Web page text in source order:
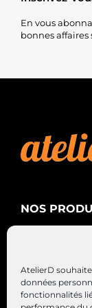
AtelierD
données
fonctionnalités
En vous
bonnes affaires
NOS
Alternateurs